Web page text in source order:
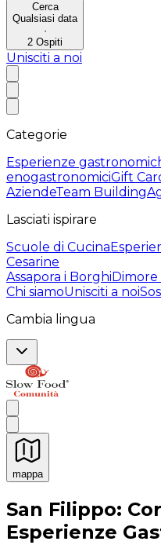
Cerca
Qualsiasi data
·
2 Ospiti
Unisciti a noi
Categorie
Esperienze
enogastronomiciGift
AziendeTeam Building
Lasciati ispirare
Scuole di Cucina
Cesarine
Assapora i BorghiDimore
Chi siamoUnisciti a noi
Cambia lingua
mappa
Esperienze culinarie
San Filippo:
Esperienze